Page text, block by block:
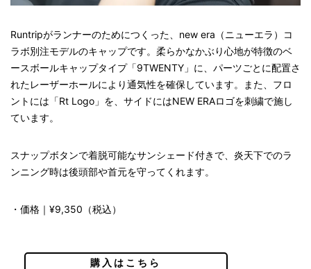
Runtripがランナーのためにつくった、new era（ニューエラ）コ
ラボ別注モデルのキャップです。柔らかなかぶり心地が特徴のベ
ースボールキャップタイプ「9TWENTY」に、パーツごとに配置さ
れたレーザーホールにより通気性を確保しています。また、フロ
ントには「Rt Logo」を、サイドにはNEW ERAロゴを刺繍で施し
ています。
スナップボタンで着脱可能なサンシェード付きで、炎天下でのラ
ンニング時は後頭部や首元を守ってくれます。
・価格｜¥9,350（税込）
購入はこちら